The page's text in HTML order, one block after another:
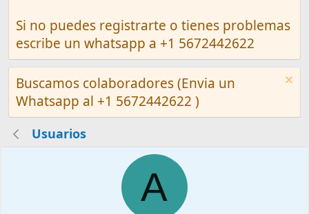
Si no puedes registrarte o tienes problemas
escribe un whatsapp a +1 5672442622
Buscamos colaboradores (Envia un
Whatsapp al +1 5672442622 )
Usuarios
A